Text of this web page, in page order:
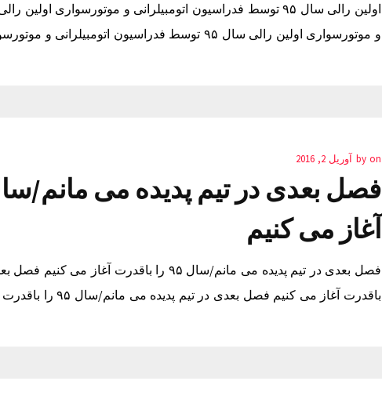
و موتورسواری اولین رالی سال ۹۵ توسط فدراسیون اتومبیلرانی و موتورسواری فروش بک لینک تلگرام
by on آوریل 2, 2016
آغاز می کنیم
باقدرت آغاز می کنیم فصل بعدی در تیم پدیده می مانم/سال ۹۵ را باقدرت آغاز می کنیم بک لینک